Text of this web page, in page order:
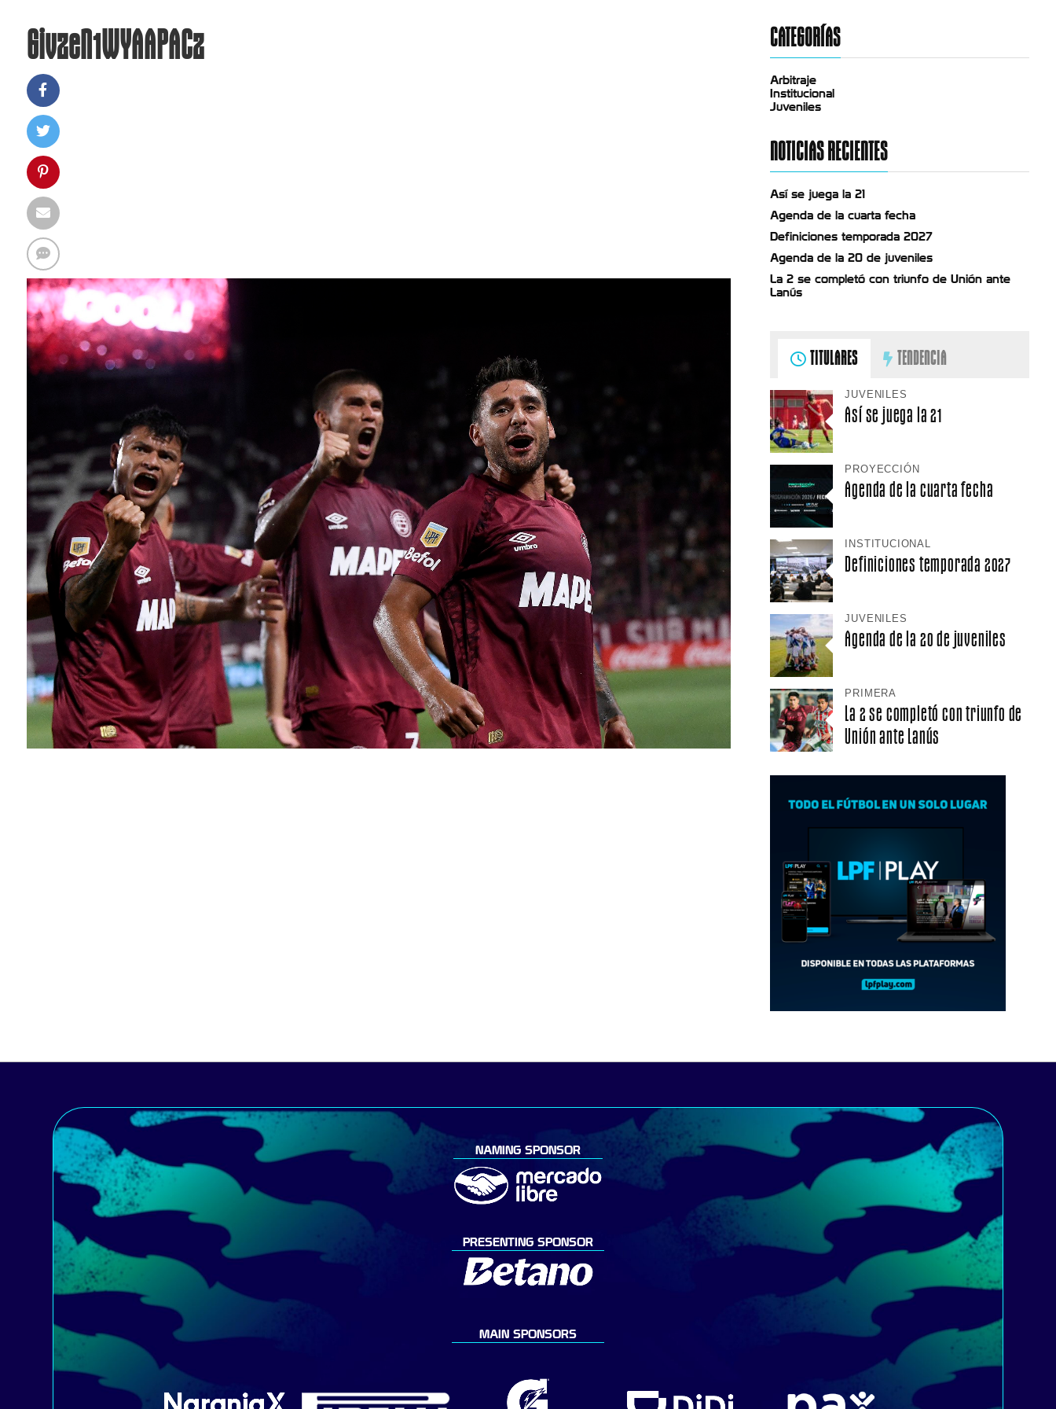
GivzeN1WYAAPACz CATEGORÍAS
Arbitraje
Institucional
Juveniles
NOTICIAS RECIENTES
Así se juega la 21
Agenda de la cuarta fecha
Definiciones temporada 2027
Agenda de la 20 de juveniles
La 2 se completó con triunfo de Unión ante
Lanús
TITULARES TENDENCIA
JUVENILES
Así se juega la 21
PROYECCIÓN
Agenda de la cuarta fecha
INSTITUCIONAL
Definiciones temporada 2027
JUVENILES
Agenda de la 20 de juveniles
PRIMERA
La 2 se completó con triunfo de
Unión ante Lanús
NAMING SPONSOR
PRESENTING SPONSOR
MAIN SPONSORS